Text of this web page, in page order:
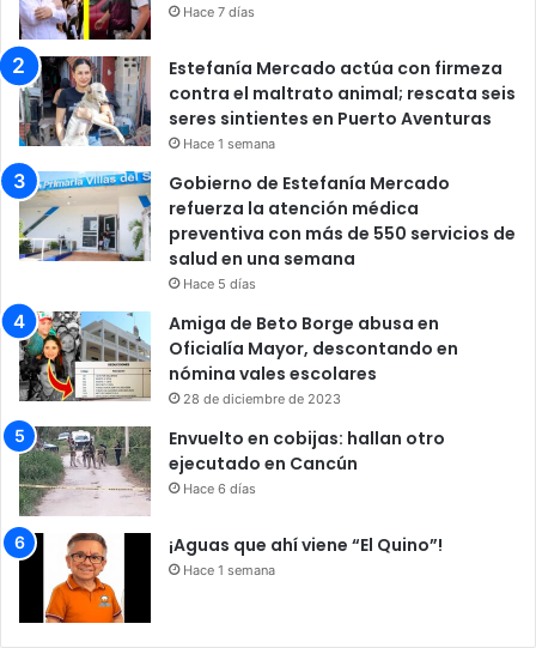
Hace 7 días
Estefanía Mercado actúa con firmeza
contra el maltrato animal; rescata seis
seres sintientes en Puerto Aventuras
Hace 1 semana
Gobierno de Estefanía Mercado
refuerza la atención médica
preventiva con más de 550 servicios de
salud en una semana
Hace 5 días
Amiga de Beto Borge abusa en
Oficialía Mayor, descontando en
nómina vales escolares
28 de diciembre de 2023
Envuelto en cobijas: hallan otro
ejecutado en Cancún
Hace 6 días
¡Aguas que ahí viene “El Quino”!
Hace 1 semana